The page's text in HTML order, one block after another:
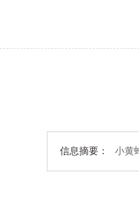
信息摘要： 小黄